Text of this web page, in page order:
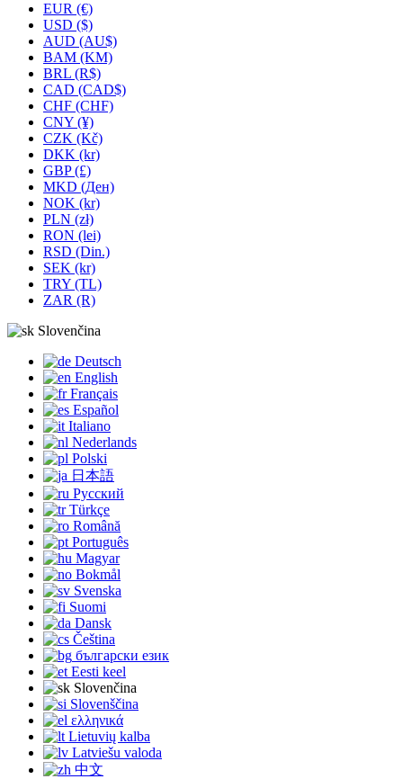
EUR (€)
USD ($)
AUD (AU$)
BAM (KM)
BRL (R$)
CAD (CAD$)
CHF (CHF)
CNY (¥)
CZK (Kč)
DKK (kr)
GBP (£)
MKD (Ден)
NOK (kr)
PLN (zł)
RON (lei)
RSD (Din.)
SEK (kr)
TRY (TL)
ZAR (R)
Slovenčina
Deutsch
English
Français
Español
Italiano
Nederlands
Polski
日本語
Русский
Türkçe
Română
Português
Magyar
Bokmål
Svenska
Suomi
Dansk
Čeština
български език
Eesti keel
Slovenčina
Slovenščina
ελληνικά
Lietuvių kalba
Latviešu valoda
中文